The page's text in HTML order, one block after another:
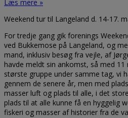
Læs mere »
Weekend tur til Langeland d. 14-17.
For tredje gang gik forenings
ved Bukkemose på Langeland, og
mand, inklusiv besøg fra vejle, af
havde meldt sin ankomst, så med
største gruppe under samme tag, vi
gennem de senere år, men med
masser luft og plads til alle, i det
plads til at alle kunne få en hyggelig
fiskeri og masser af historier fra de